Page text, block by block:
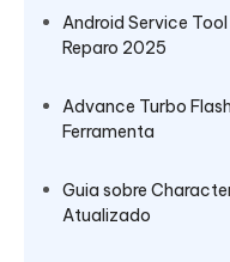
Android Service
Reparo 2025
Advance Turbo
Ferramenta
Guia sobre
Atualizado